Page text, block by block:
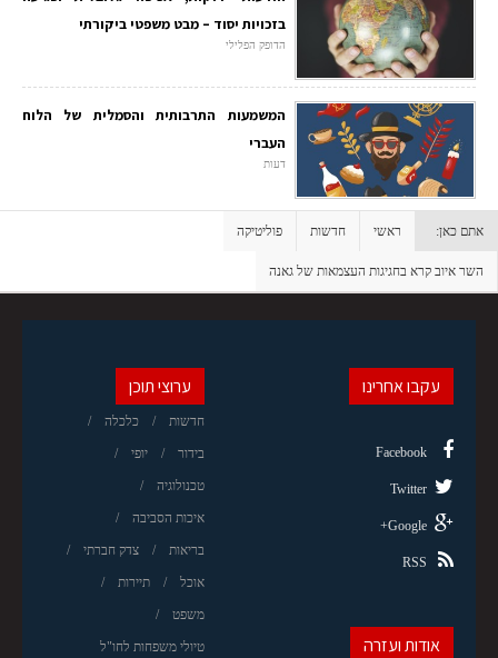
בזכויות יסוד – מבט משפטי ביקורתי
הדופק הפלילי
המשמעות התרבותית והסמלית של הלוח
העברי
דעות
אתם כאן: ראשי חדשות פוליטיקה
השר איוב קרא בחגיגות העצמאות של גאנה
ערוצי תוכן
חדשות כלכלה
בידור יופי
טכנולוגיה
איכות הסביבה
בריאות צדק חברתי
אוכל תיירות
משפט
טיולי משפחות לחו"ל
עקבו אחרינו
Facebook
Twitter
Google+
RSS
אודות ועזרה